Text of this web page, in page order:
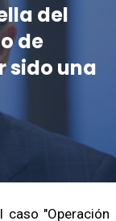
del
de
sido una
"Operación